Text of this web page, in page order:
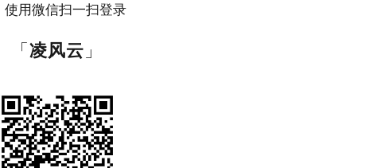
使用微信扫一扫登录
「凌风云 」